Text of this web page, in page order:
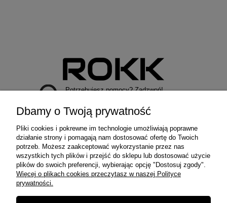
Potrzebujesz pomocy? Zadzwoń!
MOJE KONTO
ZAKUPY
Dbamy o Twoją prywatność
Pliki cookies i pokrewne im technologie umożliwiają poprawne
działanie strony i pomagają nam dostosować ofertę do Twoich
potrzeb. Możesz zaakceptować wykorzystanie przez nas
wszystkich tych plików i przejść do sklepu lub dostosować użycie
plików do swoich preferencji, wybierając opcję "Dostosuj zgody".
Więcej o plikach cookies przeczytasz w naszej Polityce
prywatności.